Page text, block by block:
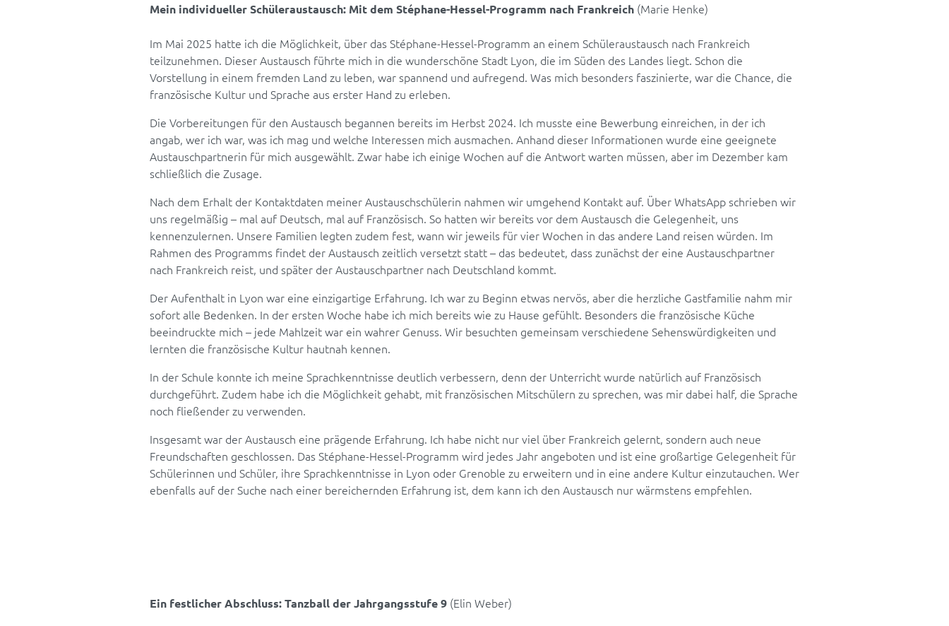
Mein individueller Schüleraustausch: Mit dem Stéphane-Hessel-Programm nach Frankreich (Marie Henke)
Im Mai 2025 hatte ich die Möglichkeit, über das Stéphane-Hessel-Programm an einem Schüleraustausch nach Frankreich
teilzunehmen. Dieser Austausch führte mich in die wunderschöne Stadt Lyon, die im Süden des Landes liegt. Schon die
Vorstellung in einem fremden Land zu leben, war spannend und aufregend. Was mich besonders faszinierte, war die Chance, die
französische Kultur und Sprache aus erster Hand zu erleben.
Die Vorbereitungen für den Austausch begannen bereits im Herbst 2024. Ich musste eine Bewerbung einreichen, in der ich
angab, wer ich war, was ich mag und welche Interessen mich ausmachen. Anhand dieser Informationen wurde eine geeignete
Austauschpartnerin für mich ausgewählt. Zwar habe ich einige Wochen auf die Antwort warten müssen, aber im Dezember kam
schließlich die Zusage.
Nach dem Erhalt der Kontaktdaten meiner Austauschschülerin nahmen wir umgehend Kontakt auf. Über WhatsApp schrieben wir
uns regelmäßig – mal auf Deutsch, mal auf Französisch. So hatten wir bereits vor dem Austausch die Gelegenheit, uns
kennenzulernen. Unsere Familien legten zudem fest, wann wir jeweils für vier Wochen in das andere Land reisen würden. Im
Rahmen des Programms findet der Austausch zeitlich versetzt statt – das bedeutet, dass zunächst der eine Austauschpartner
nach Frankreich reist, und später der Austauschpartner nach Deutschland kommt.
Der Aufenthalt in Lyon war eine einzigartige Erfahrung. Ich war zu Beginn etwas nervös, aber die herzliche Gastfamilie nahm mir
sofort alle Bedenken. In der ersten Woche habe ich mich bereits wie zu Hause gefühlt. Besonders die französische Küche
beeindruckte mich – jede Mahlzeit war ein wahrer Genuss. Wir besuchten gemeinsam verschiedene Sehenswürdigkeiten und
lernten die französische Kultur hautnah kennen.
In der Schule konnte ich meine Sprachkenntnisse deutlich verbessern, denn der Unterricht wurde natürlich auf Französisch
durchgeführt. Zudem habe ich die Möglichkeit gehabt, mit französischen Mitschülern zu sprechen, was mir dabei half, die Sprache
noch fließender zu verwenden.
Insgesamt war der Austausch eine prägende Erfahrung. Ich habe nicht nur viel über Frankreich gelernt, sondern auch neue
Freundschaften geschlossen. Das Stéphane-Hessel-Programm wird jedes Jahr angeboten und ist eine großartige Gelegenheit für
Schülerinnen und Schüler, ihre Sprachkenntnisse in Lyon oder Grenoble zu erweitern und in eine andere Kultur einzutauchen. Wer
ebenfalls auf der Suche nach einer bereichernden Erfahrung ist, dem kann ich den Austausch nur wärmstens empfehlen.
Ein festlicher Abschluss: Tanzball der Jahrgangsstufe 9 (Elin Weber)